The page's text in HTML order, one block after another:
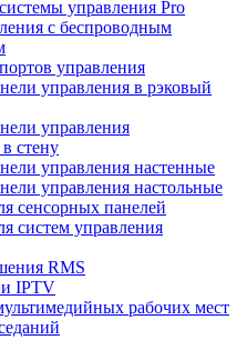
управления Pro
с беспроводным
управления
управления в рэковый
управления
стену
управления настенные
управления настольные
сенсорных панелей
систем управления
RMS
и IPTV
рабочих мест